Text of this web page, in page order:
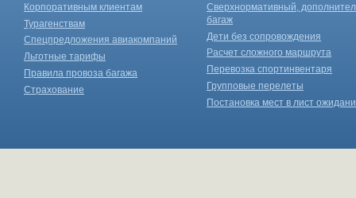
Корпоративным клиентам
Турагенствам
Спецпредложения авиакомпаний
Льготные тарифы
Правила провоза багажа
Страхование
Сверхнормативный,
багаж
Дети без сопровождения
Расчет сложного маршрута
Перевозка спортинвентаря
Групповые перелеты
Постановка мест в лист